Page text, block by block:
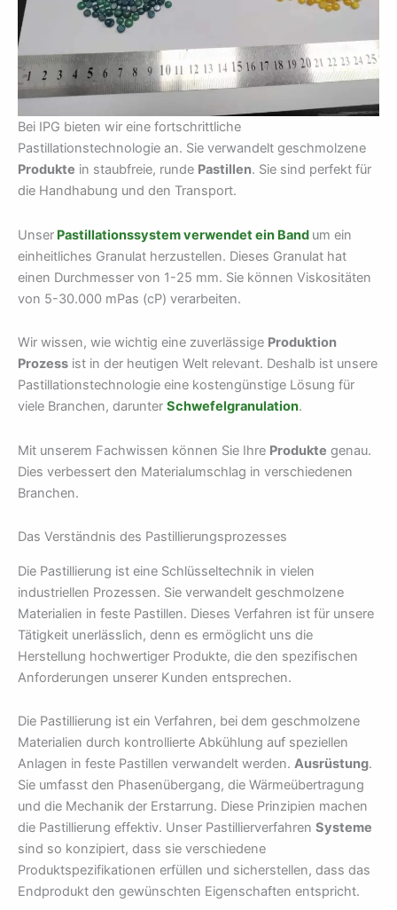
Bei IPG bieten wir eine fortschrittliche
Pastillationstechnologie an. Sie verwandelt geschmolzene
Produkte in staubfreie, runde Pastillen. Sie sind perfekt für
die Handhabung und den Transport.
Unser Pastillationssystem verwendet ein Band um ein
einheitliches Granulat herzustellen. Dieses Granulat hat
einen Durchmesser von 1-25 mm. Sie können Viskositäten
von 5-30.000 mPas (cP) verarbeiten.
Wir wissen, wie wichtig eine zuverlässige Produktion
Prozess ist in der heutigen Welt relevant. Deshalb ist unsere
Pastillationstechnologie eine kostengünstige Lösung für
viele Branchen, darunter Schwefelgranulation.
Mit unserem Fachwissen können Sie Ihre Produkte genau.
Dies verbessert den Materialumschlag in verschiedenen
Branchen.
Das Verständnis des Pastillierungsprozesses
Die Pastillierung ist eine Schlüsseltechnik in vielen
industriellen Prozessen. Sie verwandelt geschmolzene
Materialien in feste Pastillen. Dieses Verfahren ist für unsere
Tätigkeit unerlässlich, denn es ermöglicht uns die
Herstellung hochwertiger Produkte, die den spezifischen
Anforderungen unserer Kunden entsprechen.
Die Pastillierung ist ein Verfahren, bei dem geschmolzene
Materialien durch kontrollierte Abkühlung auf speziellen
Anlagen in feste Pastillen verwandelt werden. Ausrüstung.
Sie umfasst den Phasenübergang, die Wärmeübertragung
und die Mechanik der Erstarrung. Diese Prinzipien machen
die Pastillierung effektiv. Unser Pastillierverfahren Systeme
sind so konzipiert, dass sie verschiedene
Produktspezifikationen erfüllen und sicherstellen, dass das
Endprodukt den gewünschten Eigenschaften entspricht.